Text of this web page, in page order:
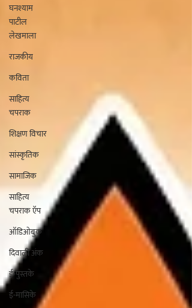
घनश्याम
पाटील
लेखमाला
राजकीय
कविता
साहित्य
चपराक
शिक्षण विचार
सांस्कृतिक
सामाजिक
साहित्य
चपराक ऍप
ऑडिओबुक
दिवाळी अंक
ई-पुस्तके
ई-मासिके